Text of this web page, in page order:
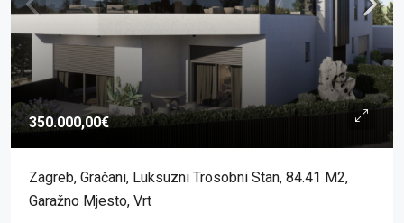
350.000,00€
Zagreb, Gračani, Luksuzni Trosobni Stan, 84.41 M2,
Garažno Mjesto, Vrt